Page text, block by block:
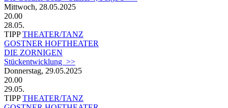
Mittwoch, 28.05.2025
20.00
28.05.
TIPP THEATER/TANZ
GOSTNER HOFTHEATER
DIE ZORNIGEN
Stückentwicklung >>
Donnerstag, 29.05.2025
20.00
29.05.
TIPP THEATER/TANZ